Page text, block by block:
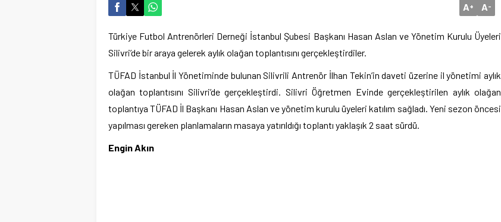
A+ A-
Türkiye Futbol Antrenörleri Derneği İstanbul Şubesi Başkanı Hasan Aslan ve Yönetim Kurulu Üyeleri
Silivri’de bir araya gelerek aylık olağan toplantısını gerçekleştirdiler.
TÜFAD İstanbul İl Yönetiminde bulunan Silivrili Antrenör İlhan Tekin’in daveti üzerine il yönetimi aylık
olağan toplantısını Silivri’de gerçekleştirdi. Silivri Öğretmen Evinde gerçekleştirilen aylık olağan
toplantıya TÜFAD İl Başkanı Hasan Aslan ve yönetim kurulu üyeleri katılım sağladı. Yeni sezon öncesi
yapılması gereken planlamaların masaya yatırıldığı toplantı yaklaşık 2 saat sürdü.
Engin Akın